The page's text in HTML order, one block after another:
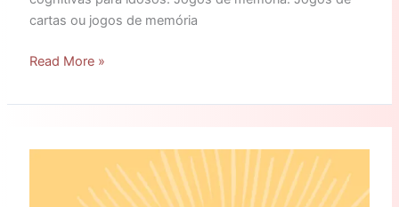
cartas ou jogos de memória
Read More »